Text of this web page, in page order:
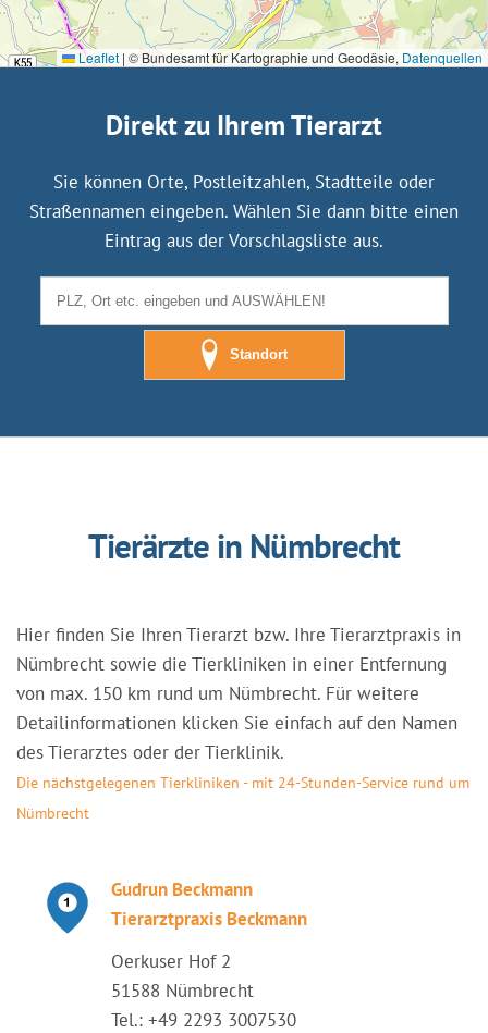
Leaflet | © Bundesamt für Kartographie und Geodäsie, Datenquellen
Direkt zu Ihrem Tierarzt
Sie können Orte, Postleitzahlen, Stadtteile oder
Straßennamen eingeben. Wählen Sie dann bitte einen
Eintrag aus der Vorschlagsliste aus.
Standort
Tierärzte in Nümbrecht
Hier finden Sie Ihren Tierarzt bzw. Ihre Tierarztpraxis in
Nümbrecht sowie die Tierkliniken in einer Entfernung
von max. 150 km rund um Nümbrecht. Für weitere
Detailinformationen klicken Sie einfach auf den Namen
des Tierarztes oder der Tierklinik.
Die nächstgelegenen Tierkliniken - mit 24-Stunden-Service rund um
Nümbrecht
Gudrun Beckmann
Tierarztpraxis Beckmann
Oerkuser Hof 2
51588 Nümbrecht
Tel.: +49 2293 3007530